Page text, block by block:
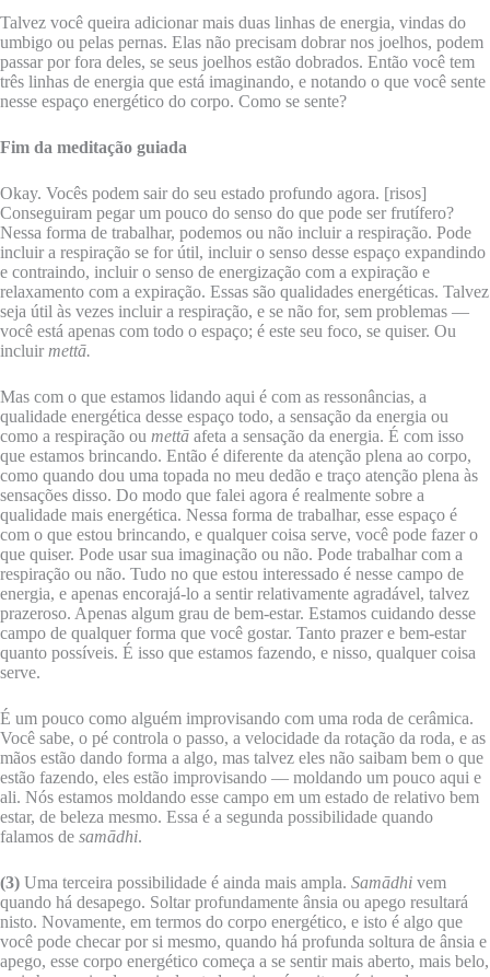
Talvez você queira adicionar mais duas linhas de energia, vindas do
umbigo ou pelas pernas. Elas não precisam dobrar nos joelhos, podem
passar por fora deles, se seus joelhos estão dobrados. Então você tem
três linhas de energia que está imaginando, e notando o que você sente
nesse espaço energético do corpo. Como se sente?
Fim da meditação guiada
Okay. Vocês podem sair do seu estado profundo agora. [risos]
Conseguiram pegar um pouco do senso do que pode ser frutífero?
Nessa forma de trabalhar, podemos ou não incluir a respiração. Pode
incluir a respiração se for útil, incluir o senso desse espaço expandindo
e contraindo, incluir o senso de energização com a expiração e
relaxamento com a expiração. Essas são qualidades energéticas. Talvez
seja útil às vezes incluir a respiração, e se não for, sem problemas —
você está apenas com todo o espaço; é este seu foco, se quiser. Ou
incluir mettā.
Mas com o que estamos lidando aqui é com as ressonâncias, a
qualidade energética desse espaço todo, a sensação da energia ou
como a respiração ou mettā afeta a sensação da energia. É com isso
que estamos brincando. Então é diferente da atenção plena ao corpo,
como quando dou uma topada no meu dedão e traço atenção plena às
sensações disso. Do modo que falei agora é realmente sobre a
qualidade mais energética. Nessa forma de trabalhar, esse espaço é
com o que estou brincando, e qualquer coisa serve, você pode fazer o
que quiser. Pode usar sua imaginação ou não. Pode trabalhar com a
respiração ou não. Tudo no que estou interessado é nesse campo de
energia, e apenas encorajá-lo a sentir relativamente agradável, talvez
prazeroso. Apenas algum grau de bem-estar. Estamos cuidando desse
campo de qualquer forma que você gostar. Tanto prazer e bem-estar
quanto possíveis. É isso que estamos fazendo, e nisso, qualquer coisa
serve.
É um pouco como alguém improvisando com uma roda de cerâmica.
Você sabe, o pé controla o passo, a velocidade da rotação da roda, e as
mãos estão dando forma a algo, mas talvez eles não saibam bem o que
estão fazendo, eles estão improvisando — moldando um pouco aqui e
ali. Nós estamos moldando esse campo em um estado de relativo bem
estar, de beleza mesmo. Essa é a segunda possibilidade quando
falamos de samādhi.
(3) Uma terceira possibilidade é ainda mais ampla. Samādhi vem
quando há desapego. Soltar profundamente ânsia ou apego resultará
nisto. Novamente, em termos do corpo energético, e isto é algo que
você pode checar por si mesmo, quando há profunda soltura de ânsia e
apego, esse corpo energético começa a se sentir mais aberto, mais belo,